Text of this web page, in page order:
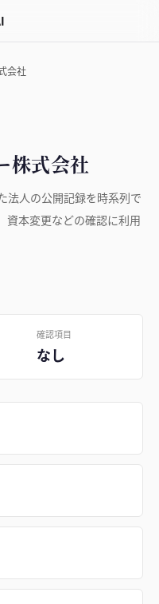
会社
株式会社
法人の公開記録を時系列で
資本変更などの確認に利用
確認項目
なし